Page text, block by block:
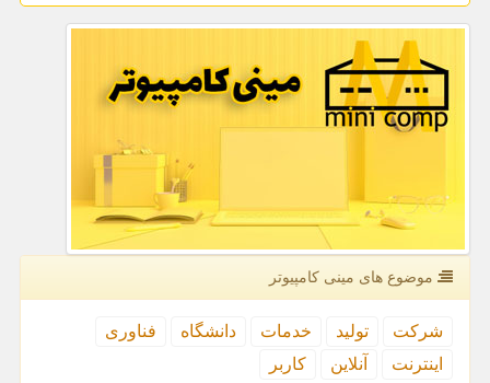
موضوع های مینی كامپیوتر
شركت تولید خدمات دانشگاه
فناوری
اینترنت
آنلاین كاربر